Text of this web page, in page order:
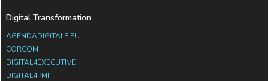
Digital Transformation
AGENDADIGITALE.EU
CORCOM
DIGITAL4EXECUTIVE
DIGITAL4PMI